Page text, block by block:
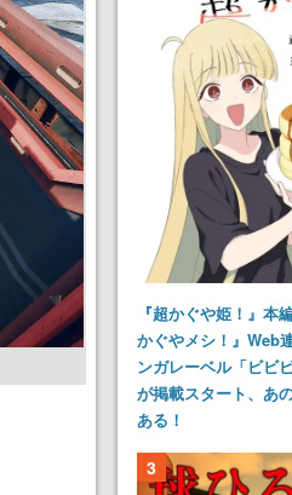
『超かぐや姫！』本
かぐやメシ！』Web
ンガレーベル「ビビ
が掲載スタート、あ
ある！
3